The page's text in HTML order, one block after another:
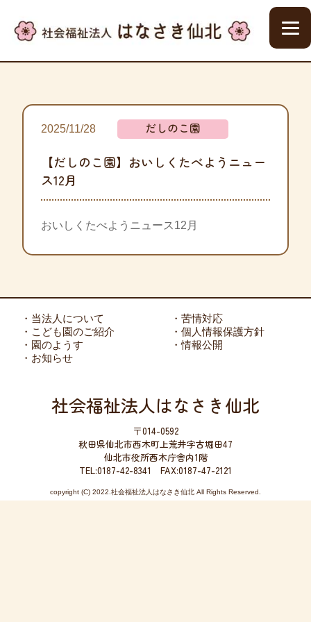
2025/11/28 だしのこ園
【だしのこ園】おいしくたべようニュー
ス12月
おいしくたべようニュース12月
・当法人について
・こども園のご紹介
・園のようす
・お知らせ
・苦情対応
・個人情報保護方針
・情報公開
社会福祉法人はなさき仙北
〒014-0592
秋田県仙北市西木町上荒井字古堀田47
仙北市役所西木庁舎内1階
TEL:0187-42-8341 FAX:0187-47-2121
copyright (C) 2022.社会福祉法人はなさき仙北 All Rights Reserved.